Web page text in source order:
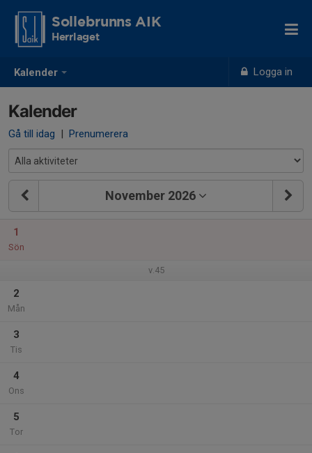
Kalender Logga in
Sollebrunns AIK
Herrlaget
Kalender
Gå till idag | Prenumerera
November 2026
1
Sön
v.45
2
Mån
3
Tis
4
Ons
5
Tor